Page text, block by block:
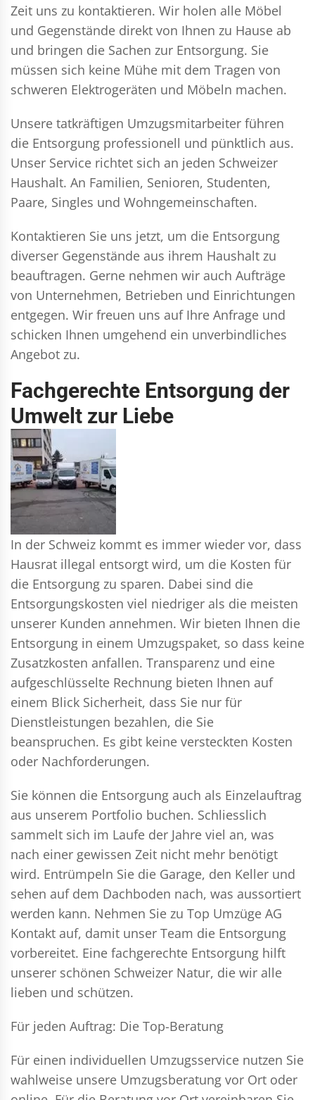
Zeit uns zu kontaktieren. Wir holen alle Möbel
und Gegenstände direkt von Ihnen zu Hause ab
und bringen die Sachen zur Entsorgung. Sie
müssen sich keine Mühe mit dem Tragen von
schweren Elektrogeräten und Möbeln machen.
Unsere tatkräftigen Umzugsmitarbeiter führen
die Entsorgung professionell und pünktlich aus.
Unser Service richtet sich an jeden Schweizer
Haushalt. An Familien, Senioren, Studenten,
Paare, Singles und Wohngemeinschaften.
Kontaktieren Sie uns jetzt, um die Entsorgung
diverser Gegenstände aus ihrem Haushalt zu
beauftragen. Gerne nehmen wir auch Aufträge
von Unternehmen, Betrieben und Einrichtungen
entgegen. Wir freuen uns auf Ihre Anfrage und
schicken Ihnen umgehend ein unverbindliches
Angebot zu.
Fachgerechte Entsorgung der
Umwelt zur Liebe
In der Schweiz kommt es immer wieder vor, dass
Hausrat illegal entsorgt wird, um die Kosten für
die Entsorgung zu sparen. Dabei sind die
Entsorgungskosten viel niedriger als die meisten
unserer Kunden annehmen. Wir bieten Ihnen die
Entsorgung in einem Umzugspaket, so dass keine
Zusatzkosten anfallen. Transparenz und eine
aufgeschlüsselte Rechnung bieten Ihnen auf
einem Blick Sicherheit, dass Sie nur für
Dienstleistungen bezahlen, die Sie
beanspruchen. Es gibt keine versteckten Kosten
oder Nachforderungen.
Sie können die Entsorgung auch als Einzelauftrag
aus unserem Portfolio buchen. Schliesslich
sammelt sich im Laufe der Jahre viel an, was
nach einer gewissen Zeit nicht mehr benötigt
wird. Entrümpeln Sie die Garage, den Keller und
sehen auf dem Dachboden nach, was aussortiert
werden kann. Nehmen Sie zu Top Umzüge AG
Kontakt auf, damit unser Team die Entsorgung
vorbereitet. Eine fachgerechte Entsorgung hilft
unserer schönen Schweizer Natur, die wir alle
lieben und schützen.
Für jeden Auftrag: Die Top-Beratung
Für einen individuellen Umzugsservice nutzen Sie
wahlweise unsere Umzugsberatung vor Ort oder